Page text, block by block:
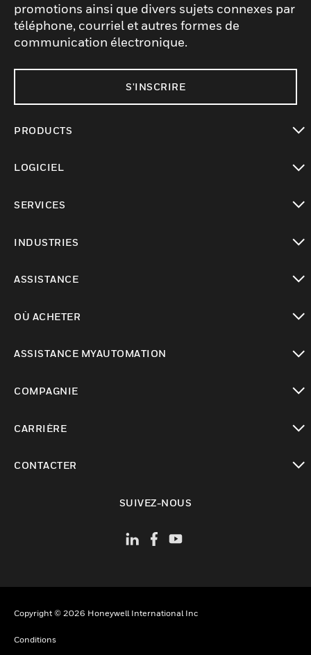
promotions ainsi que divers sujets connexes par
téléphone, courriel et autres formes de
communication électronique.
S'INSCRIRE
PRODUCTS
LOGICIEL
SERVICES
INDUSTRIES
ASSISTANCE
OÙ ACHETER
ASSISTANCE MYAUTOMATION
COMPAGNIE
CARRIÈRE
CONTACTER
SUIVEZ-NOUS
Copyright © 2026 Honeywell International Inc
Conditions